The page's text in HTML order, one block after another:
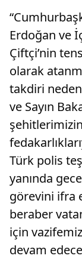
Erdoğan ve
Çiftçi’nin
olarak
takdiri
ve Sayın
Türk polis
yanında
görevini ifra
beraber
için
devam